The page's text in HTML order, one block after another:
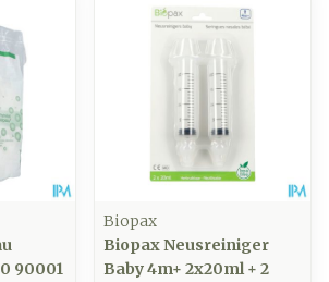
90001
Biopax
Biopax Neusreiniger
Baby 4m+ 2x20ml + 2